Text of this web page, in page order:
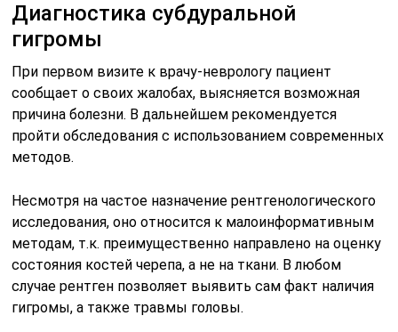
Диагностика субдуральной
гигромы
При первом визите к врачу-неврологу пациент
сообщает о своих жалобах, выясняется возможная
причина болезни. В дальнейшем рекомендуется
пройти обследования с использованием современных
методов.
Несмотря на частое назначение рентгенологического
исследования, оно относится к малоинформативным
методам, т.к. преимущественно направлено на оценку
состояния костей черепа, а не на ткани. В любом
случае рентген позволяет выявить сам факт наличия
гигромы, а также травмы головы.